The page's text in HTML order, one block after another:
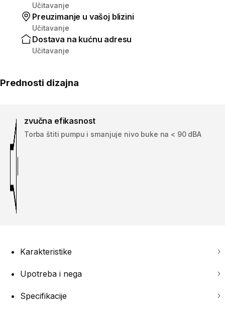
Učitavanje
Preuzimanje u vašoj blizini
Učitavanje
Dostava na kućnu adresu
Učitavanje
Prednosti dizajna
zvučna efikasnost
Torba štiti pumpu i smanjuje nivo buke na < 90 dBA
Karakteristike
Upotreba i nega
Specifikacije